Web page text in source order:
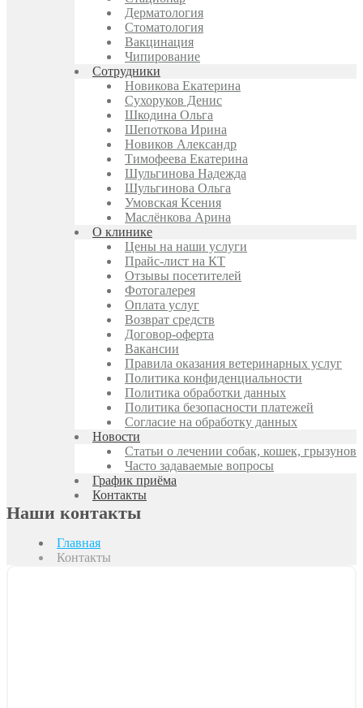
Дерматология
Стоматология
Вакцинация
Чипирование
Cотрудники
Новикова Екатерина
Сухоруков Денис
Шкодина Ольга
Шепоткова Ирина
Новиков Александр
Тимофеева Екатерина
Шульгинова Надежда
Шульгинова Ольга
Умовская Ксения
Маслёнкова Арина
О клинике
Цены на наши услуги
Прайс-лист на КТ
Отзывы посетителей
Фотогалерея
Оплата услуг
Возврат средств
Договор-оферта
Вакансии
Правила оказания ветеринарных услуг
Политика конфиденциальности
Политика обработки данных
Политика безопасности платежей
Согласие на обработку данных
Новости
Статьи о лечении собак, кошек, грызунов
Часто задаваемые вопросы
График приёма
Контакты
Наши контакты
Главная
Контакты